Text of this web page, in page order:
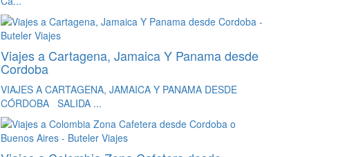
Viajes a Cartagena, Jamaica Y Panama desde
Cordoba
VIAJES A CARTAGENA, JAMAICA Y PANAMA DESDE
CÓRDOBA SALIDA ...